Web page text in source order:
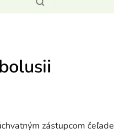
zástupcom čeľade